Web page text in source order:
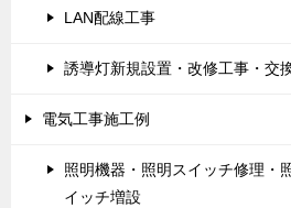
LAN配線工事
誘導灯新規設置・改修工事・交
電気工事施工例
照明機器・照明スイッチ修理・
イッチ増設